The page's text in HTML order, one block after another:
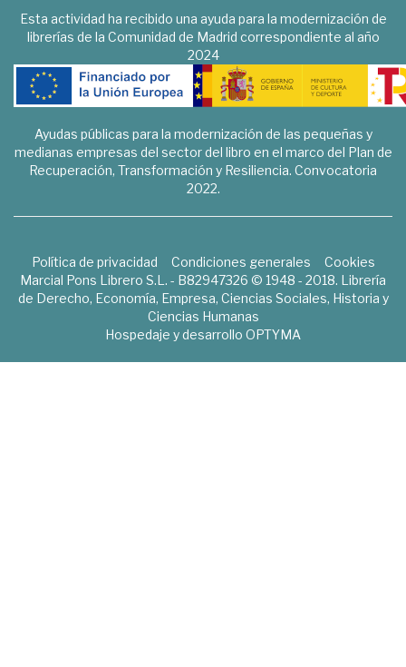
Esta actividad ha recibido una ayuda para la modernización de
librerías de la Comunidad de Madrid correspondiente al año
2024
Ayudas públicas para la modernización de las pequeñas y
medianas empresas del sector del libro en el marco del Plan de
Recuperación, Transformación y Resiliencia. Convocatoria
2022.
Política de privacidad Condiciones generales
Cookies
Marcial Pons Librero S.L. - B82947326 © 1948 - 2018. Librería
de Derecho, Economía, Empresa, Ciencias Sociales, Historia y
Ciencias Humanas
Hospedaje y desarrollo OPTYMA